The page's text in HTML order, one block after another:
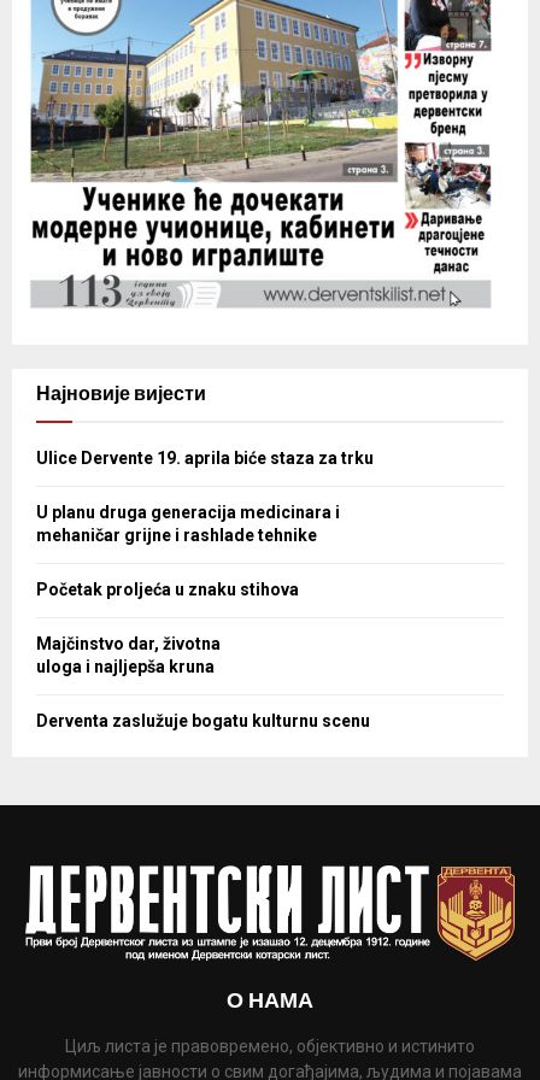
Најновије вијести
Ulice Dervente 19. aprila biće staza za trku
U planu druga generacija medicinara i
mehaničar grijne i rashlade tehnike
Početak proljeća u znaku stihova
Majčinstvo dar, životna
uloga i najljepša kruna
Derventa zaslužuje bogatu kulturnu scenu
О НАМА
Циљ листа је правовремено, објективно и истинито
информисање јавности о свим догађајима, људима и појавама